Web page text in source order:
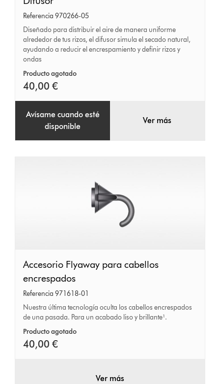
Referencia 970266-05
Diseñado para distribuir el aire de manera uniforme
alrededor de tus rizos, el difusor simula el secado natural,
ayudando a reducir el encrespamiento y definir rizos y
ondas
Producto agotado
40,00 €
Avísame cuando esté
disponible
Ver más
Accesorio
Flyaway
para
cabellos
encrespados
Accesorio Flyaway para cabellos
encrespados
Referencia 971618-01
Nuestra última tecnología oculta los cabellos encrespados
de una pasada. Para un acabado liso y brillante¹.
Producto agotado
40,00 €
Ver más